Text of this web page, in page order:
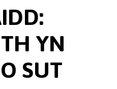
YN
SUT